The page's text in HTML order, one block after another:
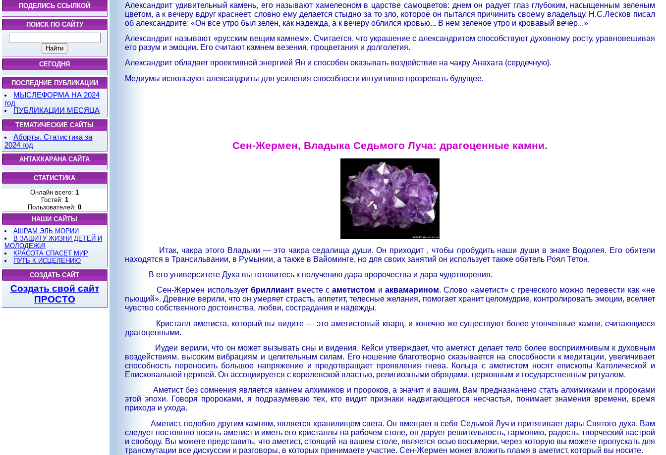
ПОДЕЛИСЬ ССЫЛКОЙ
ПОИСК ПО САЙТУ
СЕГОДНЯ
ПОСЛЕДНИЕ ПУБЛИКАЦИИ
МЫСЛЕФОРМА НА 2024
год
ПУБЛИКАЦИИ МЕСЯЦА
ТЕМАТИЧЕСКИЕ САЙТЫ
Аборты. Статистика за
2024 год
АНТАХКАРАНА САЙТА
СТАТИСТИКА
Онлайн всего: 1
Гостей: 1
Пользователей: 0
НАШИ САЙТЫ
АШРАМ ЭЛЬ МОРИИ
В ЗАЩИТУ ЖИЗНИ ДЕТЕЙ И
МОЛОДЕЖИ!
КРАСОТА СПАСЕТ МИР
ПУТЬ К ИСЦЕЛЕНИЮ
СОЗДАТЬ САЙТ
Создать свой сайт
ПРОСТО
Александрит удивительный камень, его называют хамелеоном в царстве самоцветов: днем он радует глаз глубоким, насыщенным зеленым
цветом, а к вечеру вдруг краснеет, словно ему делается стыдно за то зло, которое он пытался причинить своему владельцу. Н.С.Лесков писал
об александрите: «Он все утро был зелен, как надежда, а к вечеру облился кровью... В нем зеленое утро и кровавый вечер...»
Александрит называют «русским вещим камнем». Считается, что украшение с александритом способствуют духовному росту, уравновешивая
его разум и эмоции. Его считают камнем везения, процветания и долголетия.
Александрит обладает проективной энергией Ян и способен оказывать воздействие на чакру Анахата (сердечную).
Медиумы используют александриты для усиления способности интуитивно прозревать будущее.
Сен-Жермен, Владыка Седьмого Луча: драгоценные камни.
Итак, чакра этого Владыки — это чакра седалища души. Он приходит , чтобы пробудить наши души в знаке Водолея. Его обители
находятся в Трансильвании, в Румынии, а также в Вайоминге, но для своих занятий он использует также обитель Роял Тетон.
В его университете Духа вы готовитесь к получению дара пророчества и дара чудотворения.
Сен-Жермен используетбриллиант вместе саметистом иаквамарином. Слово «аметист» с греческого можно перевести как «не
пьющий». Древние верили, что он умеряет страсть, аппетит, телесные желания, помогает хранит целомудрие, контролировать эмоции, вселяет
чувство собственного достоинства, любви, сострадания и надежды.
Кристалл аметиста, который вы видите — это аметистовый кварц, и конечно же существуют более утонченные камни, считающиеся
драгоценными.
Иудеи верили, что он может вызывать сны и видения. Кейси утверждает, что аметист делает тело более восприимчивым к духовным
воздействиям, высоким вибрациям и целительным силам. Его ношение благотворно сказывается на способности к медитации, увеличивает
способность переносить большое напряжение и предотвращает проявления гнева. Кольца с аметистом носят епископы Католической и
Епископальной церквей. Он ассоциируется с королевской властью, религиозными обрядами, церковным и государственным ритуалом.
Аметист без сомнения является камнем алхимиков и пророков, а значит и вашим. Вам предназначено стать алхимиками и пророками
этой эпохи. Говоря пророками, я подразумеваю тех, кто видит признаки надвигающегося несчастья, понимает знамения времени, время
прихода и ухода.
Аметист, подобно другим камням, является хранилищем света. Он вмещает в себя Седьмой Луч и притягивает дары Святого духа. Вам
следует постоянно носить аметист и иметь его кристаллы на рабочем столе, он дарует решительность, гармонию, радость, творческий настрой
и свободу. Вы можете представить, что аметист, стоящий на вашем столе, является осью восьмерки, через которую вы можете пропускать для
трансмутации все дискуссии и разговоры, в которых принимаете участие. Сен-Жермен может вложить пламя в аметист, который вы носите.